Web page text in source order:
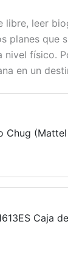
libre, leer
planes que
físico.
en un
Chug
Caja